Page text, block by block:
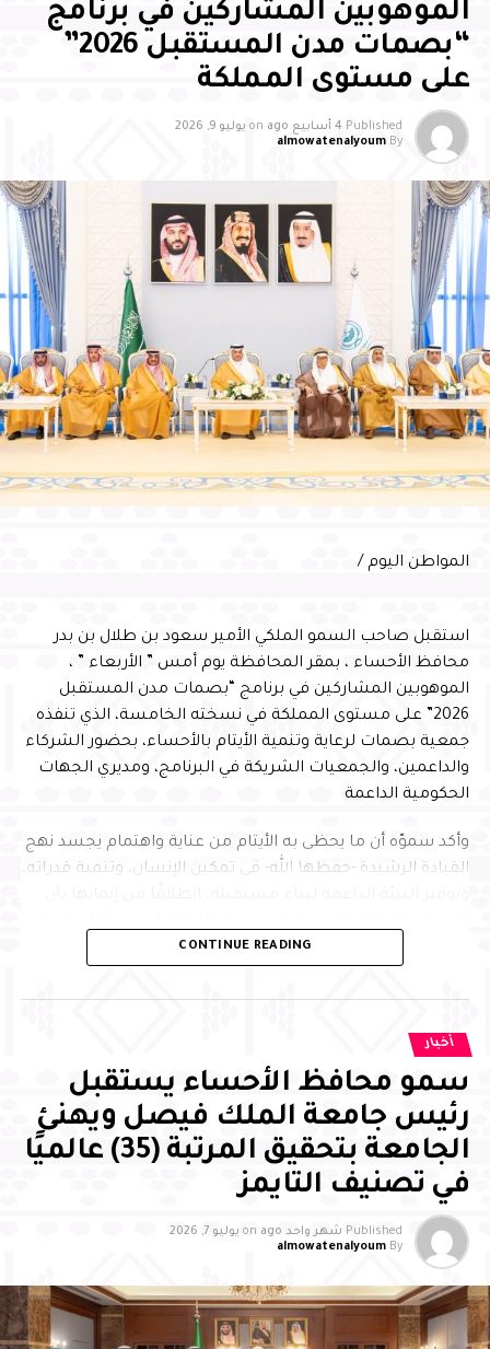
وعلى صعيد الأداء المؤسسي، سجل المطار نسبة (94%) في
برنامج التقييم الشامل لجودة خدمات المطارات الصادر عن
الهيئة العامة للطيران المدني ضمن فئة المطارات التي تخدم
مقارنة بعام 2024، وتصدر برنامج تقييم جودة مرافق وخدمات
وأشاد سمو محافظ الأحساء بالدعم الكبير الذي توليه القيادة
الرشيدة -حفظها الله- لقطاع الطيران والمطارات، مؤكدًا أن هذا
الدعم أسهم في تطوير البنية التحتية ورفع كفاءة الخدمات ، بما
انعكس على أداء مطارات الدمام، ومن بينها مطار الأحساء
الدولي، مثمنًا جهود شركة مطارات الدمام في تطوير مطار
الأحساء الدولي، والارتقاء بجودة خدماته، وتوسيع شبكة
الرحلات، وتحسين تجربة المسافرين، مؤكدًا أهمية مواصلة
العمل بما يواكب مستهدفات رؤية السعودية 2030، ويعزز
مكانة الأحساء وجهةً اقتصاديةً وسياحيةً ولوجستيةً واعدةً
وعبّر المهندس الحسني عن شكره لسمو محافظ الأحساء على
دعمه واهتمامه المستمر بتطوير منظومة النقل الجوي
التشغيل، بما يسهم في الارتقاء بتجربة المسافرين، وتقديم
الموهوبين المشاركين في برنامج
“بصمات مدن المستقبل 2026”
على مستوى المملكة
Published 4 أسابيع ago on يوليو 9, 2026
By
almowatenalyoum
المواطن اليوم /
استقبل صاحب السمو الملكي الأمير سعود بن طلال بن بدر
محافظ الأحساء ، بمقر المحافظة يوم أمس ” الأربعاء ” ،
الموهوبين المشاركين في برنامج “بصمات مدن المستقبل
2026” على مستوى المملكة في نسخته الخامسة، الذي تنفذه
جمعية بصمات لرعاية وتنمية الأيتام بالأحساء، بحضور الشركاء
والداعمين، والجمعيات الشريكة في البرنامج، ومديري الجهات
الحكومية الداعمة
وأكد سموّه أن ما يحظى به الأيتام من عناية واهتمام يجسد نهج
القيادة الرشيدة -حفظها الله- في تمكين الإنسان، وتنمية قدراته،
النوعية التي تجمع التعليم والابتكار وبناء الشخصية تسهم في
الإسهام بفاعلية في مسيرة التنمية، وتحقيق مستهدفات رؤية
وأشاد سمو محافظ الأحساء بالجهود التي تبذلها جمعية
بصمات لرعاية وتنمية الأيتام بالأحساء، وما تقدمه من مبادرات
CONTINUE READING
أخبار
سمو محافظ الأحساء يستقبل
رئيس جامعة الملك فيصل ويهنئ
الجامعة بتحقيق المرتبة (35) عالميًا
في تصنيف التايمز
Published شهر واحد ago on يوليو 7, 2026
By
almowatenalyoum